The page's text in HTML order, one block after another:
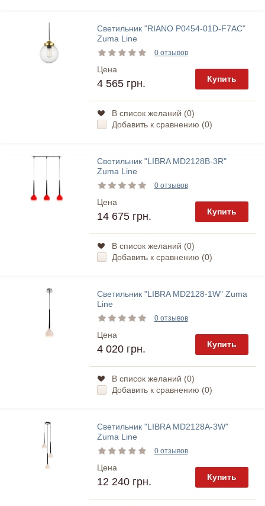
Светильник "RIANO P0454-01D-F7AC"
Zuma Line
0 отзывов
Цена
4 565 грн. Купить
В список желаний (0)
Добавить к сравнению (0)
Светильник "LIBRA MD2128B-3R"
Zuma Line
0 отзывов
Цена
14 675 грн. Купить
В список желаний (0)
Добавить к сравнению (0)
Светильник "LIBRA MD2128-1W" Zuma
Line
0 отзывов
Цена
4 020 грн. Купить
В список желаний (0)
Добавить к сравнению (0)
Светильник "LIBRA MD2128A-3W"
Zuma Line
0 отзывов
Цена
12 240 грн. Купить